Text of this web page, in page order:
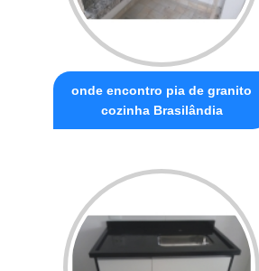
onde encontro pia de granito
cozinha Brasilândia